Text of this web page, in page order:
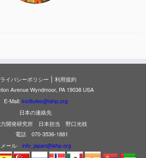
イバシーポリシー | 利用規約
Avenue Wyndmoor, PA 19038 USA
E-Mail: institutes@iahp.org
日本の連絡先
力開発研究所 日本担当 野口光枝
電話 070-3536-1881
メール info_japan@iahp.org